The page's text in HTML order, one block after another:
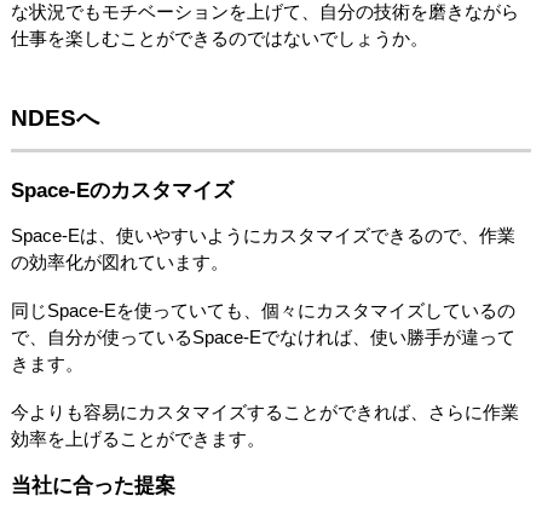
な状況でもモチベーションを上げて、自分の技術を磨きながら
仕事を楽しむことができるのではないでしょうか。
NDESへ
Space-Eのカスタマイズ
Space-Eは、使いやすいようにカスタマイズできるので、作業
の効率化が図れています。
同じSpace-Eを使っていても、個々にカスタマイズしているの
で、自分が使っているSpace-Eでなければ、使い勝手が違って
きます。
今よりも容易にカスタマイズすることができれば、さらに作業
効率を上げることができます。
当社に合った提案